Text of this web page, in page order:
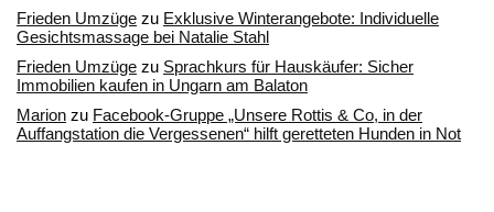
Frieden Umzüge zu Exklusive Winterangebote: Individuelle
Gesichtsmassage bei Natalie Stahl
Frieden Umzüge zu Sprachkurs für Hauskäufer: Sicher
Immobilien kaufen in Ungarn am Balaton
Marion zu Facebook-Gruppe „Unsere Rottis & Co, in der
Auffangstation die Vergessenen“ hilft geretteten Hunden in Not